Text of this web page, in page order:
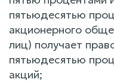
пятьюдесятью
акционерного
лиц) получает
пятьюдесятью
акций;